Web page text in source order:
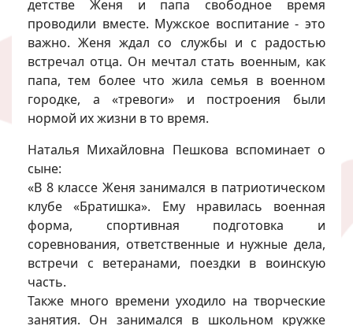
детстве Женя и папа свободное время
проводили вместе. Мужское воспитание - это
важно. Женя ждал со службы и с радостью
встречал отца. Он мечтал стать военным, как
папа, тем более что жила семья в военном
городке, а «тревоги» и построения были
нормой их жизни в то время.
Наталья Михайловна Пешкова вспоминает о
сыне:
«В 8 классе Женя занимался в патриотическом
клубе «Братишка». Ему нравилась военная
форма, спортивная подготовка и
соревнования, ответственные и нужные дела,
встречи с ветеранами, поездки в воинскую
часть.
Также много времени уходило на творческие
занятия. Он занимался в школьном кружке